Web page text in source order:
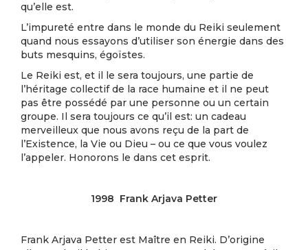
qu’elle est.
L’impureté entre dans le monde du Reiki seulement
quand nous essayons d’utiliser son énergie dans des
buts mesquins, égoïstes.
Le Reiki est, et il le sera toujours, une partie de
l’héritage collectif de la race humaine et il ne peut
pas être possédé par une personne ou un certain
groupe. Il sera toujours ce qu’il est: un cadeau
merveilleux que nous avons reçu de la part de
l’Existence, la Vie ou Dieu – ou ce que vous voulez
l’appeler. Honorons le dans cet esprit.
1998 Frank Arjava Petter
Frank Arjava Petter est Maître en Reiki. D’origine